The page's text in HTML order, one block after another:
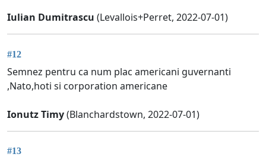
Iulian Dumitrascu (Levallois+Perret, 2022-07-01)
#12
Semnez pentru ca num plac americani guvernanti
,Nato,hoti si corporation americane
Ionutz Timy(Blanchardstown, 2022-07-01)
#13